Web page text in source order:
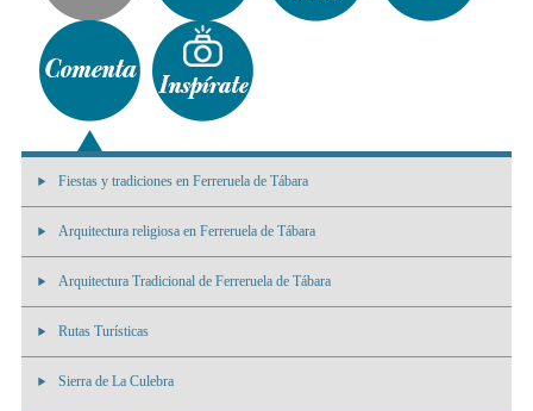
Fiestas y tradiciones en Ferreruela de Tábara
Arquitectura religiosa en Ferreruela de Tábara
Arquitectura Tradicional de Ferreruela de Tábara
Rutas Turísticas
Sierra de La Culebra